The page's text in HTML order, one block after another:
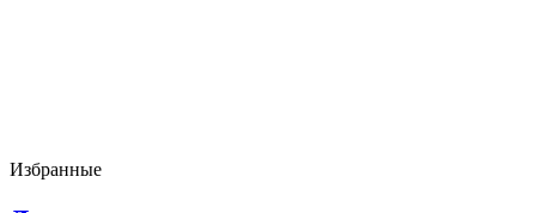
Избранные